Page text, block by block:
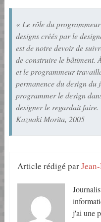
« Le rôle du programmeur
designs créés par le
est de notre devoir de
de construire le bâtiment.
et le programmeur
permanence du design du
programmer le design
designer le regardait
Kazuaki Morita, 2005
Article rédigé par
j'ai une